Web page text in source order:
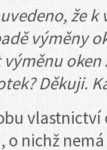
že
výměny
Děkuji.
nichž